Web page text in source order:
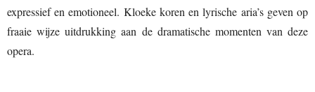
expressief en emotioneel. Kloeke koren en lyrische aria’s geven op
fraaie wijze uitdrukking aan de dramatische momenten van deze
opera.